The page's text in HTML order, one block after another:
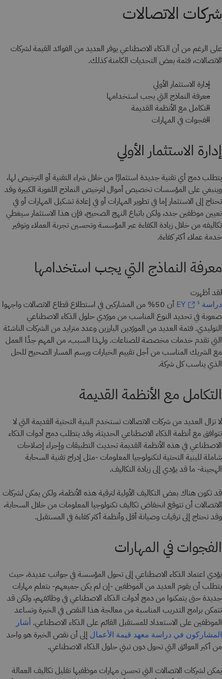
شركات الاتصالات
على الرغم من أن الذكاء الاصطناعي يوفر العديد من الفوائد القيمة لشركات
الاتصالات، فثمة بعض التحديات الكامنة كذلك.
إدارة الاستثمار الأولي
معرفة النماذج التي يجب استخدامها
التكامل مع الأنظمة القديمة
الفجوات في المهارات
إدارة الاستثمار الأولي
يتطلب دمج أي تقنية جديدة استثمارًا من خلال شراء التقنية أو الترخيص لها،
وينبغي على المؤسسات تخصيص أموال لترخيص النماذج اللغوية الكبيرة وقد
تحتاج إلى الاستثمار إما في تطوير المهارات أو في إعادة تشكيل المهارات أو في
تعيين موظفين جدد، ولكن باتباع النهج الصحيح، فإن هذا الاستثمار سيغطي
تكاليفه من خلال زيادة الكفاءة عبر المؤسسة وتحسين تجربة العملاء وتوفير
خدمة عملاء أكثر كفاءة.
معرفة النماذج التي يجب استخدامها
لقد أظهرت
دراسة EY 5
أن 50% من المشاركين في استطلاع قطاع الاتصالات واجهوا
صعوبة في تحديد النوع المناسب من مورّدي حلول الذكاء الاصطناعي
التوليدي. فثمة العديد من المورّدين البارزين وعدد متزايد من الشركات الناشئة
التي تقدم خدمات مخصصة للصناعات. ولهذا السبب، من المهم جدًا العمل
مع الشريك المناسب من أجل تقييم الخيارات ورسم المسار الصحيح للحل
الذي يناسب كل شركة.
التكامل مع الأنظمة القديمة
لا تزال العديد من شركات الاتصالات تستخدم البنية التحتية القديمة التي لا
تتوافق مع أنظمة الذكاء الاصطناعي الحديثة، وقد يتطلب دمج أدوات الذكاء
الاصطناعي في هذه الأنظمة القديمة تحديث التطبيقات وإجراء إصلاحات
شاملة للبنية التحتية لتكنولوجيا المعلومات -مثل إدراج تقنية السحابة
الهجينة- ما قد يؤدي إلى زيادة التكاليف.
قد تكون هناك بعض التكاليف الأولية لترقية هذه الأنظمة، ولكن يمكن لشركات
الاتصالات أن تتوقع انخفاض تكاليف تكنولوجيا المعلومات من خلال السحابة،
وقد تحتاج إلى ترقيات وصيانة أقل وأنظمة أكثر كفاءة في المستقبل.
الفجوات في المهارات
يؤدي اعتماد الذكاء الاصطناعي إلى تحول المؤسسة في جوانب عديدة، حيث
يتطلب أن يقوم العديد من الموظفين -إن لم يكن جميعهم- بتعلم مهارات
جديدة حتى يتمكنوا من دمج أدوات الذكاء الاصطناعي في وظائفهم، ولكن قد
تتمكن برامج التدريب المناسبة من معالجة هذا النقص في الخبرة وتساعد
الموظفين على الاستعداد للمستقبل القائم على الذكاء الاصطناعي. أشار
المشاركون في دراسة معهد قيمة الأعمال إلى أن نقص الخبرة هو واحد
من أكبر العوائق التي تحول دون تبني حلول الذكاء الاصطناعي.
يمكن لشركات الاتصالات التي تحسن مهارات موظفيها تقليل تكاليف العمالة